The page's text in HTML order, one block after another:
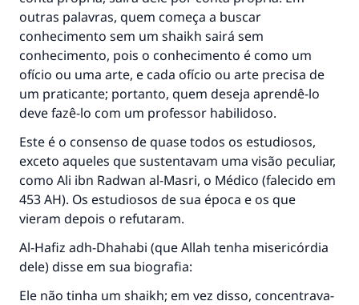
outras palavras, quem começa a buscar
conhecimento sem um shaikh sairá sem
conhecimento, pois o conhecimento é como um
ofício ou uma arte, e cada ofício ou arte precisa de
um praticante; portanto, quem deseja aprendê-lo
deve fazê-lo com um professor habilidoso.
Este é o consenso de quase todos os estudiosos,
exceto aqueles que sustentavam uma visão peculiar,
como Ali ibn Radwan al-Masri, o Médico (falecido em
453 AH). Os estudiosos de sua época e os que
vieram depois o refutaram.
Al-Hafiz adh-Dhahabi (que Allah tenha misericórdia
dele) disse em sua biografia:
Ele não tinha um shaikh; em vez disso, concentrava-
O Profeta ﷺ disse,
"Quem quer que incentive outros a fazer o
que é bom receberá a mesma recompensa
que aqueles que o fazem."
(MUSLIM, 1893)
CONTRIBUIR